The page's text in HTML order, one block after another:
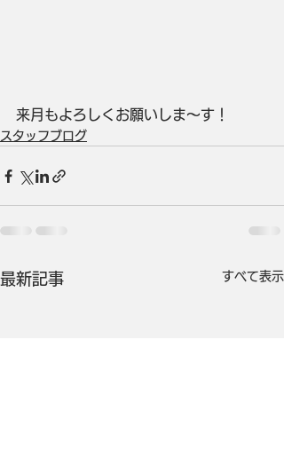
来月もよろしくお願いしま～す！
スタッフブログ
最新記事 すべて表示